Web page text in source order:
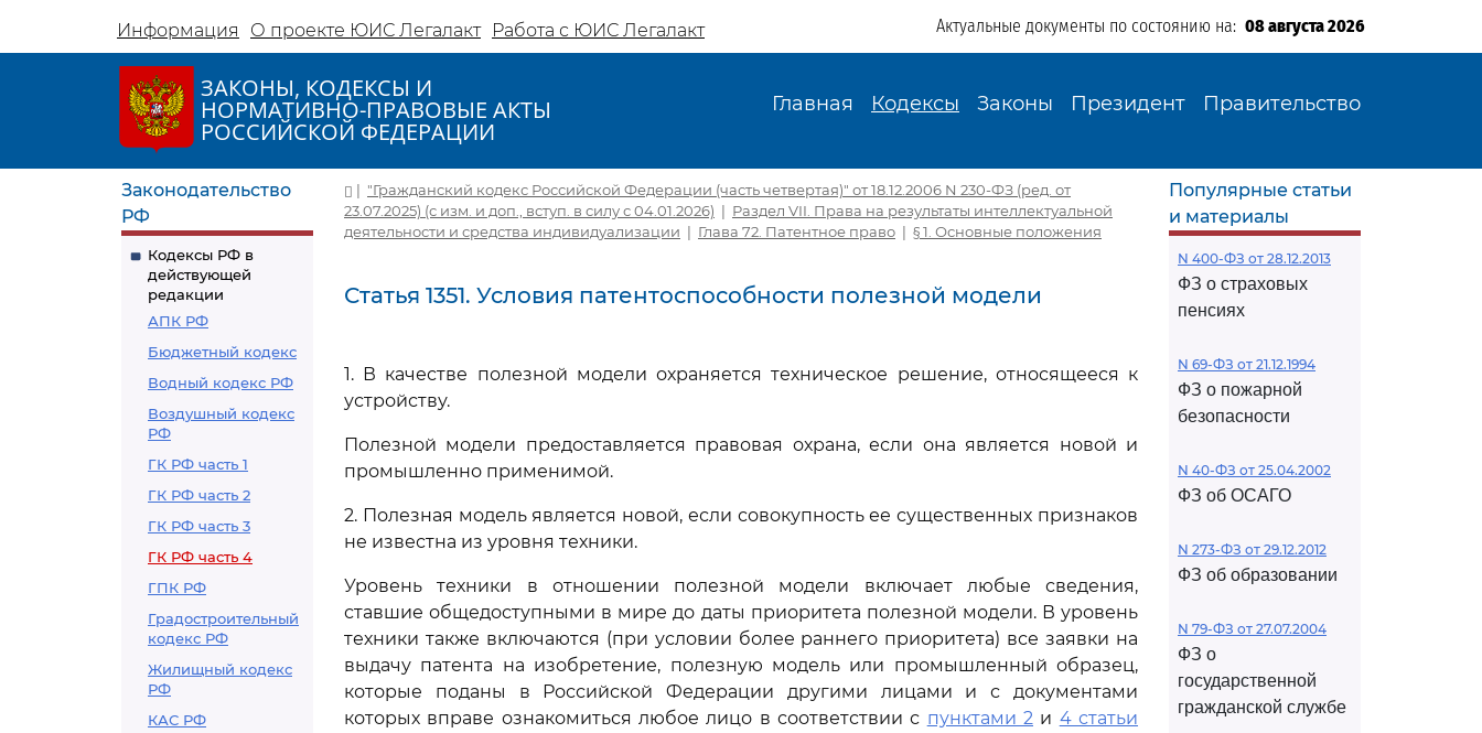
Информация О проекте ЮИС Легалакт Работа с ЮИС Легалакт Актуальные документы по состоянию на: 08 августа 2026
ЗАКОНЫ, КОДЕКСЫ И
НОРМАТИВНО-ПРАВОВЫЕ АКТЫ
РОССИЙСКОЙ ФЕДЕРАЦИИ
Главная Кодексы Законы Президент Правительство
Законодательство
РФ
Кодексы РФ в
действующей
редакции
АПК РФ
Бюджетный кодекс
Водный кодекс РФ
Воздушный кодекс
РФ
ГК РФ часть 1
ГК РФ часть 2
ГК РФ часть 3
ГК РФ часть 4
ГПК РФ
Градостроительный
кодекс РФ
Жилищный кодекс
РФ
КАС РФ
| "Гражданский кодекс Российской Федерации (часть четвертая)" от 18.12.2006 N 230-ФЗ (ред. от
23.07.2025) (с изм. и доп., вступ. в силу с 04.01.2026) | Раздел VII. Права на результаты интеллектуальной
деятельности и средства индивидуализации | Глава 72. Патентное право | § 1. Основные положения
Статья 1351. Условия патентоспособности полезной модели
1. В качестве полезной модели охраняется техническое решение, относящееся к
устройству.
Полезной модели предоставляется правовая охрана, если она является новой и
промышленно применимой.
2. Полезная модель является новой, если совокупность ее существенных признаков
не известна из уровня техники.
Уровень техники в отношении полезной модели включает любые сведения,
ставшие общедоступными в мире до даты приоритета полезной модели. В уровень
техники также включаются (при условии более раннего приоритета) все заявки на
выдачу патента на изобретение, полезную модель или промышленный образец,
которые поданы в Российской Федерации другими лицами и с документами
которых вправе ознакомиться любое лицо в соответствии с пунктами 2 и 4 статьи
Популярные статьи
и материалы
N 400-ФЗ от 28.12.2013
ФЗ о страховых
пенсиях
N 69-ФЗ от 21.12.1994
ФЗ о пожарной
безопасности
N 40-ФЗ от 25.04.2002
ФЗ об ОСАГО
N 273-ФЗ от 29.12.2012
ФЗ об образовании
N 79-ФЗ от 27.07.2004
ФЗ о
государственной
гражданской службе